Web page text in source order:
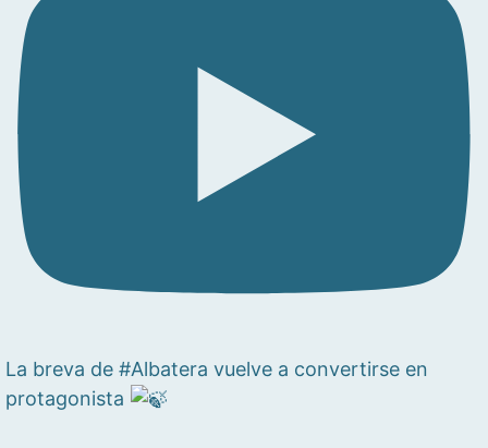
La breva de #Albatera vuelve a convertirse en
protagonista